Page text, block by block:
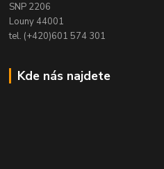
SNP 2206
Louny 44001
tel. (+420)601 574 301
Kde nás najdete